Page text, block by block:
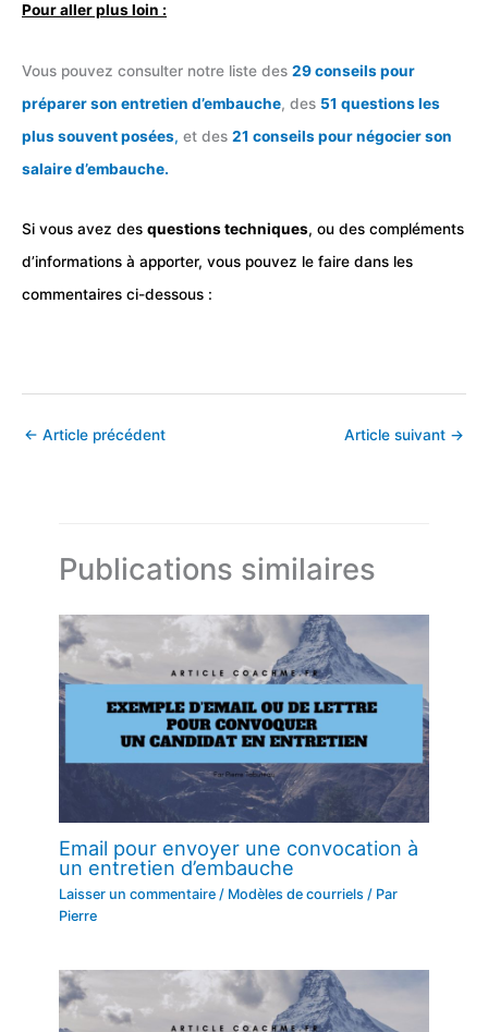
Pour aller plus loin :
Vous pouvez consulter notre liste des 29 conseils pour
préparer son entretien d’embauche, des 51 questions les
plus souvent posées, et des 21 conseils pour négocier son
salaire d’embauche.
Si vous avez des questions techniques, ou des compléments
d’informations à apporter, vous pouvez le faire dans les
commentaires ci-dessous :
← Article précédent Article suivant →
Publications similaires
Email pour envoyer une convocation à
un entretien d’embauche
Laisser un commentaire / Modèles de courriels / Par
Pierre